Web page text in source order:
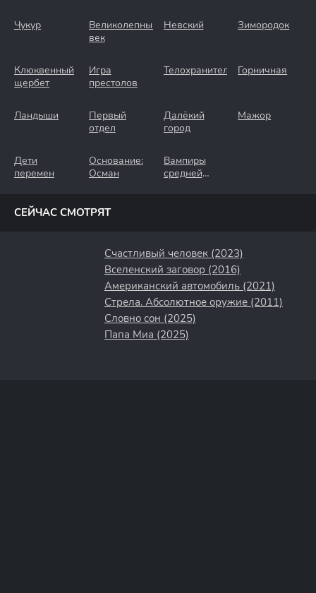
Чукур
Великолепный
век
Невский Зимородок
Клюквенный
щербет
Игра
престолов
Телохранители Горничная
Ландыши
Первый
отдел
Далёкий
город
Мажор
Дети
перемен
Основание:
Осман
Вампиры
средней
СЕЙЧАС СМОТРЯТ
Счастливый человек (2023)
Вселенский заговор (2016)
Американский автомобиль (2021)
Стрела. Абсолютное оружие (2011)
Словно сон (2025)
Папа Миа (2025)